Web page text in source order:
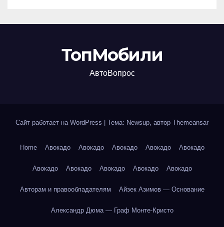
ТопМобили
АвтоВопрос
Сайт работает на WordPress Тема: Newsup, автор Themeansar
Home Авокадо Авокадо Авокадо Авокадо Авокадо
Авокадо Авокадо Авокадо Авокадо Авокадо
Авторам и правообладателям Айзек Азимов — Основание
Александр Дюма — Граф Монте-Кристо